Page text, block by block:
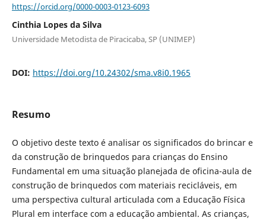
https://orcid.org/0000-0003-0123-6093
Cinthia Lopes da Silva
Universidade Metodista de Piracicaba, SP (UNIMEP)
DOI: https://doi.org/10.24302/sma.v8i0.1965
Resumo
O objetivo deste texto é analisar os significados do brincar e
da construção de brinquedos para crianças do Ensino
Fundamental em uma situação planejada de oficina-aula de
construção de brinquedos com materiais recicláveis, em
uma perspectiva cultural articulada com a Educação Física
Plural em interface com a educação ambiental. As crianças,